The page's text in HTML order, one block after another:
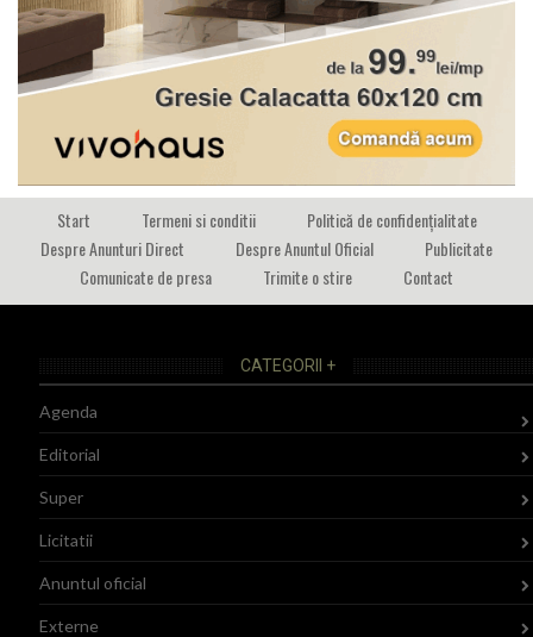
Start Termeni si conditii
Politică de confidențialitate
Despre Anunturi Direct
Despre Anuntul Oficial
Publicitate
Comunicate de presa
Trimite o stire Contact
CATEGORII +
Agenda
Editorial
Super
Licitatii
Anuntul oficial
Externe